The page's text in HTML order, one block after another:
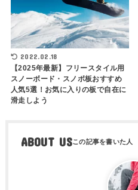
2022.02.18
【2025年最新】フリースタイル用
スノーボード・スノボ板おすすめ
人気5選！お気に入りの板で自在に
滑走しよう
ABOUT US